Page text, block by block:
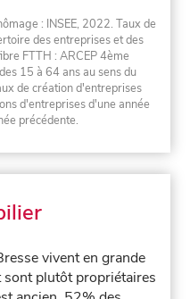
: INSEE, 2022. Taux de
des entreprises et des
FTTH : ARCEP 4ème
15 à 64 ans au sens du
de création d'entreprises
d'entreprises d'une année
précédente.
vivent en grande
plutôt propriétaires